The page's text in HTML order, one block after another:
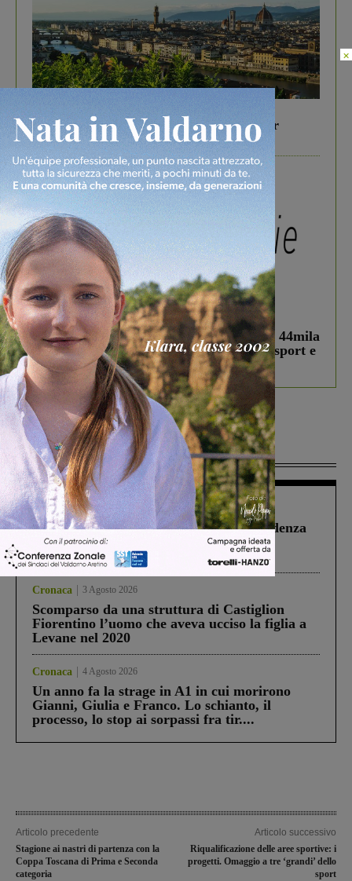
Gita di famiglia a Firenze: 5 idee per far
divertire i tuoi figli
In vetrina 3 Agosto 2026
Estra Notizie agosto: Smart Cities, oltre 44mila
studenti coinvolti, torna il bando per lo sport e
debutta il podcast Estrair
Più lette
Figline Incisa Valdarno 1 Agosto 2026
Piscina di Figline finanziata oltre la scadenza
Pnrr, il gruppo di Fratelli d’Italia: “Un
ringraziamento al Governo”
Cronaca 3 Agosto 2026
Scomparso da una struttura di Castiglion
Fiorentino l’uomo che aveva ucciso la figlia a
Levane nel 2020
Cronaca 4 Agosto 2026
Un anno fa la strage in A1 in cui morirono
Gianni, Giulia e Franco. Lo schianto, il
processo, lo stop ai sorpassi fra tir....
Articolo precedente
Stagione ai nastri di partenza con la
Coppa Toscana di Prima e Seconda
categoria
Articolo successivo
Riqualificazione delle aree sportive: i
progetti. Omaggio a tre ‘grandi’ dello
sport
×